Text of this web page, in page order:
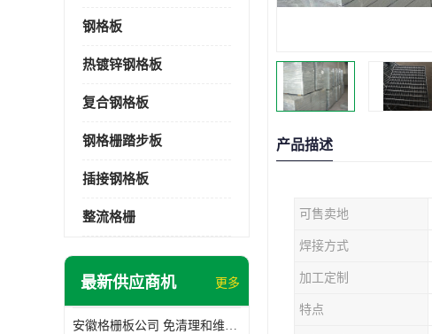
钢格板
热镀锌钢格板
复合钢格板
钢格栅踏步板
插接钢格板
整流格栅
最新供应商机 更多
安徽格栅板公司 免清理和维护 安装需要人工少
产品描述
可售卖地
焊接方式
加工定制
特点